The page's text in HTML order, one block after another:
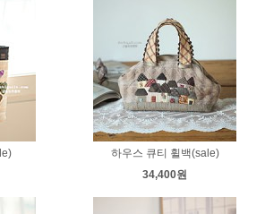
하우스 큐티 휠백(sale)
34,400원